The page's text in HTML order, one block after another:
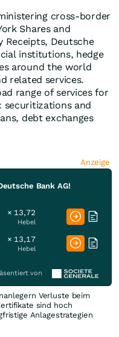
cross-border
Shares and
Receipts, Deutsche
institutions, hedge
around the world
related services.
range of services for
securitizations and
debt exchanges
Anzeige
Bank AG!
× 13,72
Hebel
× 13,17
Hebel
von
Verluste beim
sind hoch
Anlagestrategien